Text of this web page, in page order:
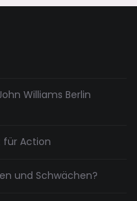
Williams Berlin
für Action
und Schwächen?